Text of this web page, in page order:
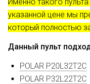
указанной цене мы
который полностью
Данный пульт
POLAR P20L32T2C
POLAR P32L22T2C